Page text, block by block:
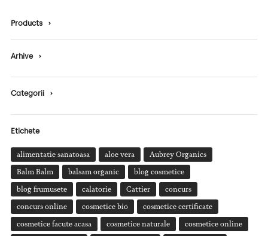
Products ›
Arhive ›
Categorii ›
Etichete
alimentatie sanatoasa aloe vera Aubrey Organics
Balm Balm balsam organic blog cosmetice
blog frumusete calatorie Cattier concurs
concurs online cosmetice bio cosmetice certificate
cosmetice facute acasa cosmetice naturale cosmetice online